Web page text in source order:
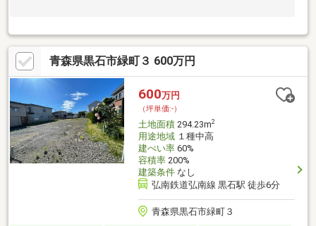
青森県黒石市緑町３ 600万円
600万円
（坪単価:-）
土地面積294.23m2
用途地域１種中高
建ぺい率60%
容積率200%
建築条件なし
弘南鉄道弘南線 黒石駅 徒歩6分
青森県黒石市緑町３